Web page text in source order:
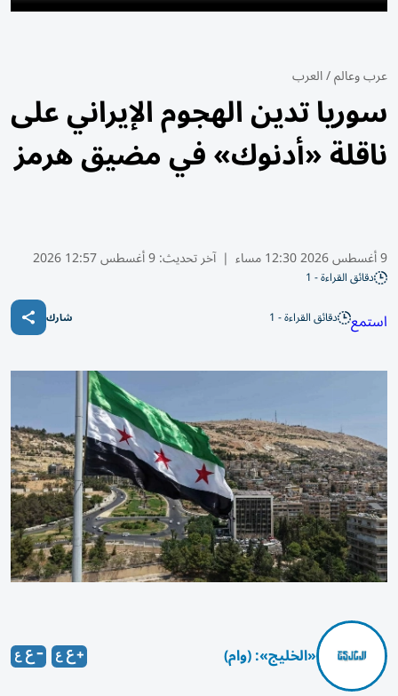
عرب وعالم/العرب
سوريا تدين الهجوم الإيراني على
ناقلة «أدنوك» في مضيق هرمز
9 أغسطس 2026 12:30 مساء | آخر تحديث:9 أغسطس 12:57 2026
دقائق القراءة - 1
استمع دقائق القراءة - 1 شارك
«الخليج»: (وام)